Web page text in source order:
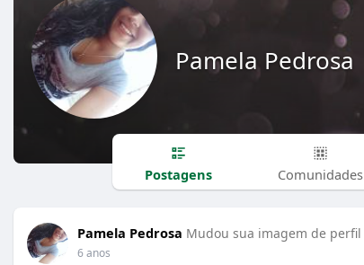
Pamela Pedrosa
Postagens Comunidades
Pamela Pedrosa Mudou sua imagem de perfil
6 anos